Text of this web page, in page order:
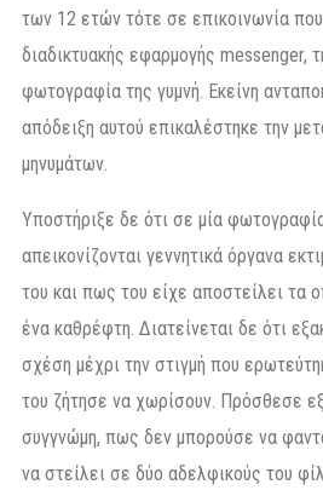
των 12 ετών τότε σε επικοινωνία
διαδικτυακής εφαρμογής messenger,
φωτογραφία της γυμνή. Εκείνη
απόδειξη αυτού επικαλέστηκε την
μηνυμάτων.
Υποστήριξε δε ότι σε μία
απεικονίζονται γεννητικά όργανα
του και πως του είχε αποστείλει τα
ένα καθρέφτη. Διατείνεται δε ότι
σχέση μέχρι την στιγμή που
του ζήτησε να χωρίσουν. Πρόσθεσε
συγγνώμη, πως δεν μπορούσε να
να στείλει σε δύο αδελφικούς του